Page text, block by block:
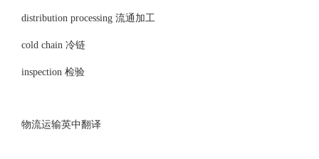
distribution processing 流通加工
cold chain 冷链
inspection 检验
物流运输英中翻译